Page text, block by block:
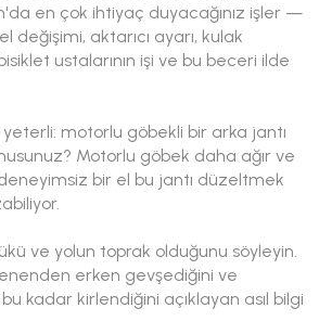
en çok ihtiyaç duyacağınız işler —
aktarıcı ayarı, kulak
ustalarının işi ve bu beceri ilde
motorlu göbekli bir arka jantı
Motorlu göbek daha ağır ve
bir el bu jantı düzeltmek
ve yolun toprak olduğunu söyleyin.
erken gevşediğini ve
kadar kirlendiğini açıklayan asıl bilgi